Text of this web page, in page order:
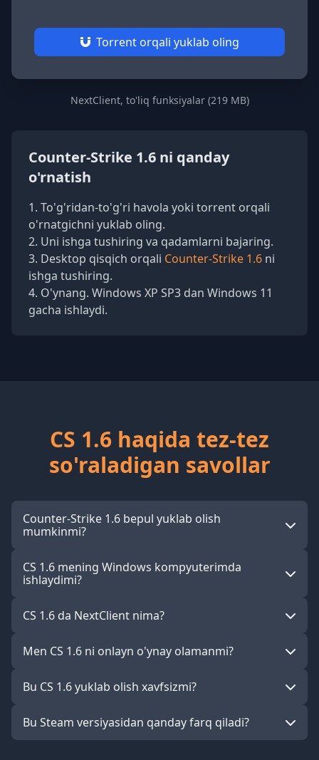
Torrent orqali yuklab oling
NextClient, to'liq funksiyalar (219 MB)
Counter-Strike 1.6 ni qanday
o'rnatish
To'g'ridan-to'g'ri havola yoki torrent orqali
o'rnatgichni yuklab oling.
Uni ishga tushiring va qadamlarni bajaring.
Desktop qisqich orqali Counter-Strike 1.6 ni
ishga tushiring.
O'ynang. Windows XP SP3 dan Windows 11
gacha ishlaydi.
CS 1.6 haqida tez-tez
so'raladigan savollar
Counter-Strike 1.6 bepul yuklab olish
mumkinmi?
CS 1.6 mening Windows kompyuterimda
ishlaydimi?
CS 1.6 da NextClient nima?
Men CS 1.6 ni onlayn o'ynay olamanmi?
Bu CS 1.6 yuklab olish xavfsizmi?
Bu Steam versiyasidan qanday farq qiladi?